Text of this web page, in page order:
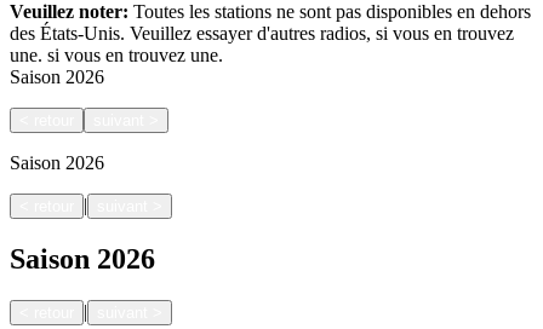
Veuillez noter: Toutes les stations ne sont pas disponibles en dehors
des États-Unis. Veuillez essayer d'autres radios, si vous en trouvez
une. si vous en trouvez une.
Saison 2026
Saison 2026
|
Saison 2026
|